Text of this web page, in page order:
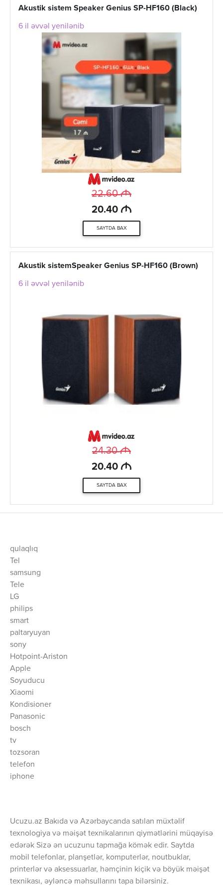
Akustik sistem Speaker Genius SP-HF160 (Black)
6 il əvvəl yenilənib
22.60M
20.40 M
SAYTDA BAX
Akustik sistemSpeaker Genius SP-HF160 (Brown)
6 il əvvəl yenilənib
24.30M
20.40 M
SAYTDA BAX
qulaqlıq
Tel
samsung
Tele
LG
philips
smart
paltaryuyan
sony
Hotpoint-Ariston
Apple
Soyuducu
Xiaomi
Kondisioner
Panasonic
bosch
tv
tozsoran
telefon
iphone
Ucuzu.az Bakıda və Azərbaycanda satılan müxtəlif
texnologiya və məişət texnikalarının qiymətlərini müqayisə
edərək Sizə ən ucuzunu tapmağa kömək edir. Saytda
mobil telefonlar, planşetlər, komputerlər, noutbuklar,
printerlər və aksessuarlar, həmçinin kiçik və böyük məişət
texnikası, əyləncə məhsullarını tapa bilərsiniz.